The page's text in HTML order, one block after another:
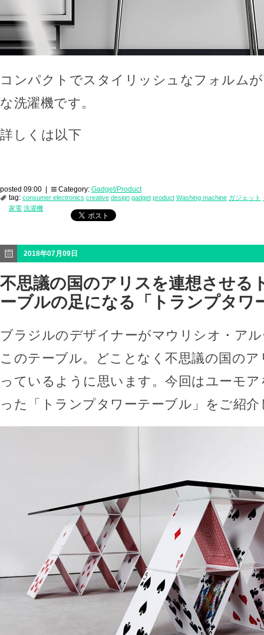
コンパクトでスタイリッシュなフォルム
な洗濯機です。
詳しくは以下
posted 09:00 | Category: Gadget/Product
tag: consumer electronics creative design gadget product Washing machine ガジェット
家電 洗濯機
2018年07月09日
不思議の国のアリスを連想させる
ーブルの足になる「トランプタワ
ブラジルのデザイナーがマウリシオ・ア
このテーブル。どことなく不思議の国の
っているように思います。今回はユーモ
った「トランプタワーテーブル」をご紹